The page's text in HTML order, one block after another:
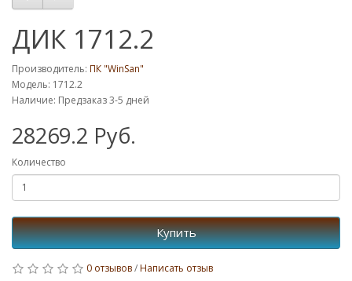
ДИК 1712.2
Производитель: ПК "WinSan"
Модель: 1712.2
Наличие: Предзаказ 3-5 дней
28269.2 Руб.
Количество
Купить
0 отзывов/Написать отзыв